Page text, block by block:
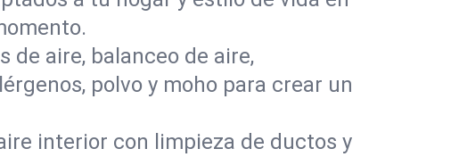
de aire, balanceo de aire,
polvo y moho para crear un
interior con limpieza de ductos y